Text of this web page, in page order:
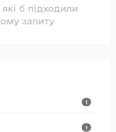
б підходили
запиту
1
1